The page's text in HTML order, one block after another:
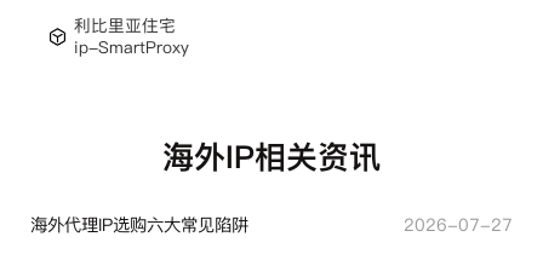
利比里亚住宅
ip-SmartProxy
海外IP相关资讯
海外代理IP选购六大常见陷阱
2026-07-27